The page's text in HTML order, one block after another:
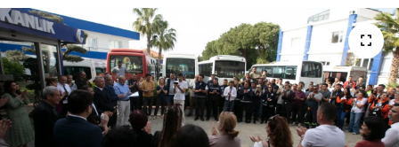
Kültür & Sanat
Bilim-Teknoloji
Köşe Yazıları
Tüm Manşetler
Son Dakika Haberleri
Haber Arşivi